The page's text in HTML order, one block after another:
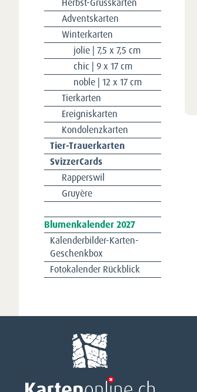
Herbst-Grusskarten
Adventskarten
Winterkarten
jolie | 7,5 x 7,5 cm
chic | 9 x 17 cm
noble | 12 x 17 cm
Tierkarten
Ereigniskarten
Kondolenzkarten
Tier-Trauerkarten
SvizzerCards
Rapperswil
Gruyère
Navigation
überspringen
Blumenkalender 2027
Kalenderbilder-Karten-
Geschenkbox
Fotokalender Rückblick